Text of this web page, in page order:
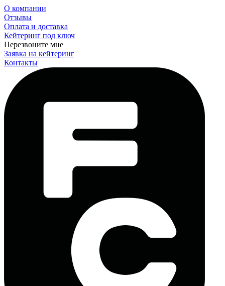
О компании
Отзывы
Оплата и доставка
Кейтеринг под ключ
Перезвоните мне
Заявка на кейтеринг
Контакты